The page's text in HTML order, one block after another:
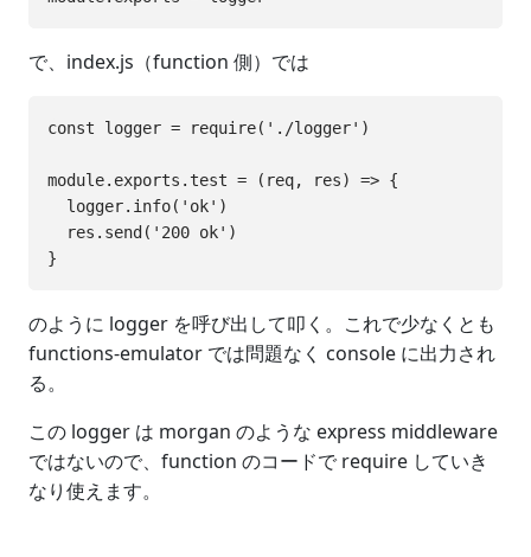
で、index.js（function 側）では
const logger = require('./logger')
module.exports.test = (req, res) => {
  logger.info('ok')
  res.send('200 ok')
のように logger を呼び出して叩く。これで少なくとも
functions-emulator では問題なく console に出力され
る。
この logger は morgan のような express middleware
ではないので、function のコードで require していき
なり使えます。